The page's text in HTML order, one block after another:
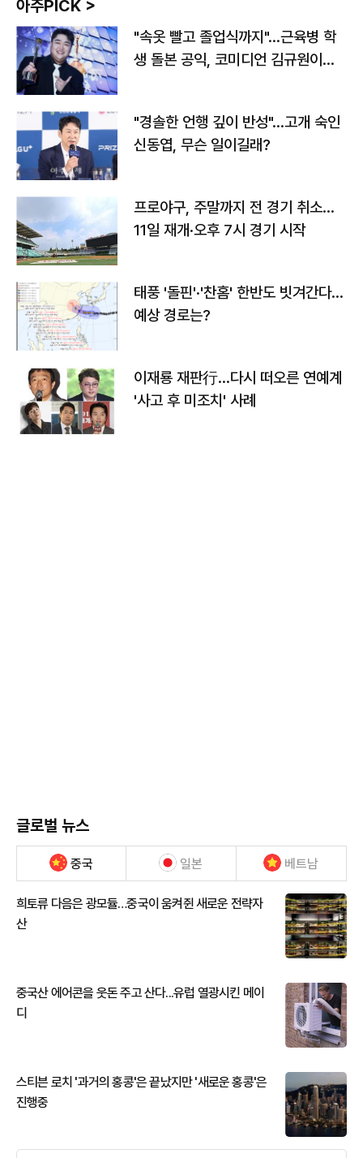
아주PICK >
"속옷 빨고 졸업식까지"…근육병 학
생 돌본 공익, 코미디언 김규원이었
"경솔한 언행 깊이 반성"…고개 숙인
신동엽, 무슨 일이길래?
프로야구, 주말까지 전 경기 취소…
11일 재개·오후 7시 경기 시작
태풍 '돌핀'·'찬홈' 한반도 빗겨간다…
예상 경로는?
이재룡 재판行…다시 떠오른 연예계
'사고 후 미조치' 사례
글로벌 뉴스
중국 일본 베트남
희토류 다음은 광모듈…중국이 움켜쥔 새로운 전략자
산
중국산 에어콘을 웃돈 주고 산다...유럽 열광시킨 메이
디
스티븐 로치 '과거의 홍콩'은 끝났지만 '새로운 홍콩'은
진행중